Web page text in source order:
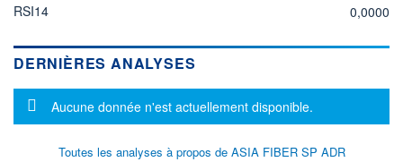
RSI14
0,0000
DERNIÈRES ANALYSES
Message d'information
Aucune donnée n'est actuellement disponible.
Toutes les analyses à propos de ASIA FIBER SP ADR